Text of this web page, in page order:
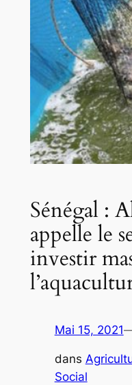
Sénégal :
appelle le
investir
Mai 15, 2021
dans
Social